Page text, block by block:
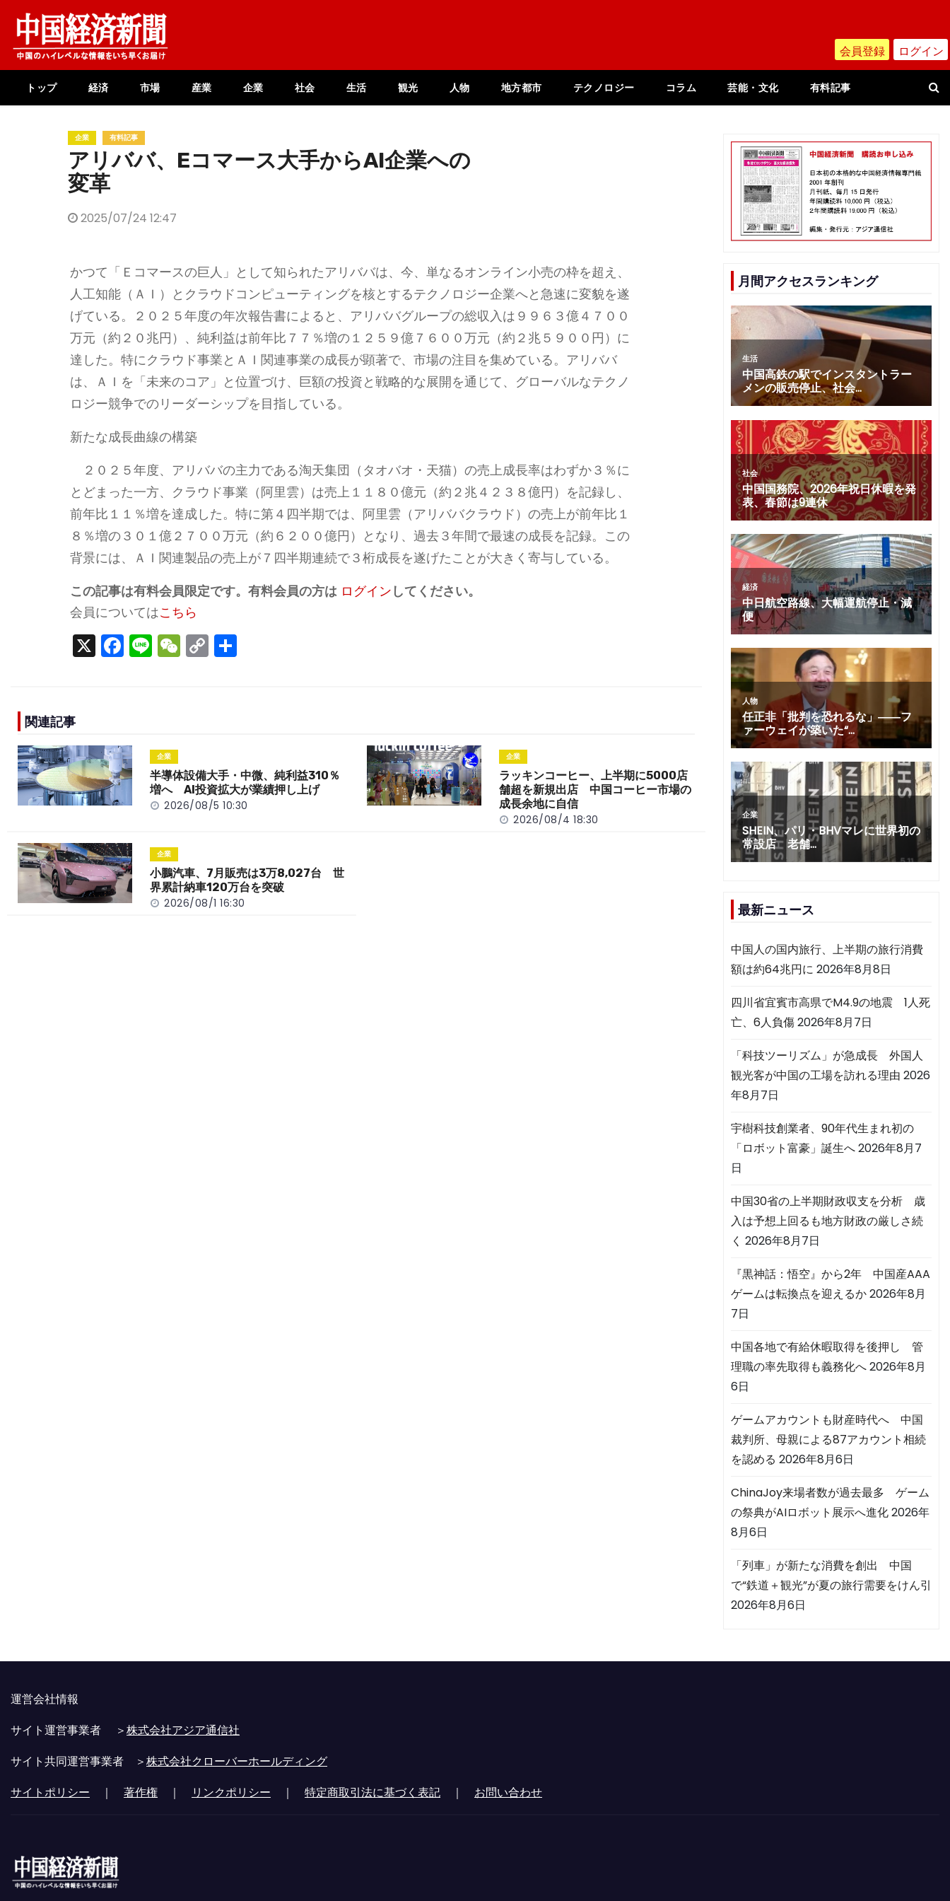
content
会員登録 ログイン
トップ 経済 市場 産業 企業 社会 生活 観光 人物 地方都市 テクノロジー コラム 芸能・文化 有料記事
企業 有料記事
アリババ、Eコマース大手からAI企業への
変革
2025/07/24 12:47
かつて「Ｅコマースの巨人」として知られたアリババは、今、単なるオンライン小売の枠を超え、
人工知能（ＡＩ）とクラウドコンピューティングを核とするテクノロジー企業へと急速に変貌を遂
げている。２０２５年度の年次報告書によると、アリババグループの総収入は９９６３億４７００
万元（約２０兆円）、純利益は前年比７７％増の１２５９億７６００万元（約２兆５９００円）に
達した。特にクラウド事業とＡＩ関連事業の成長が顕著で、市場の注目を集めている。アリババ
は、ＡＩを「未来のコア」と位置づけ、巨額の投資と戦略的な展開を通じて、グローバルなテクノ
ロジー競争でのリーダーシップを目指している。
新たな成長曲線の構築
２０２５年度、アリババの主力である淘天集団（タオバオ・天猫）の売上成長率はわずか３％に
とどまった一方、クラウド事業（阿里雲）は売上１１８０億元（約２兆４２３８億円）を記録し、
前年比１１％増を達成した。特に第４四半期では、阿里雲（アリババクラウド）の売上が前年比１
８％増の３０１億２７００万元（約６２００億円）となり、過去３年間で最速の成長を記録。この
背景には、ＡＩ関連製品の売上が７四半期連続で３桁成長を遂げたことが大きく寄与している。
この記事は有料会員限定です。有料会員の方は ログイン してください。
会員についてはこちら
X F
a
o
o
k
Li
n
W
e
C
o
k
関連記事
企業
半導体設備大手・中微、純利益310％
増へ AI投資拡大が業績押し上げ
2026/08/5 10:30
企業
ラッキンコーヒー、上半期に5000店
舗超を新規出店 中国コーヒー市場の
成長余地に自信
2026/08/4 18:30
企業
小鵬汽車、7月販売は3万8,027台 世
界累計納車120万台を突破
2026/08/1 16:30
月間アクセスランキング
最新ニュース
中国人の国内旅行、上半期の旅行消費
額は約64兆円に 2026年8月8日
四川省宜賓市高県でM4.9の地震 1人死
亡、6人負傷2026年8月7日
「科技ツーリズム」が急成長 外国人
観光客が中国の工場を訪れる理由 2026
年8月7日
宇樹科技創業者、90年代生まれ初の
「ロボット富豪」誕生へ2026年8月7
日
中国30省の上半期財政収支を分析 歳
入は予想上回るも地方財政の厳しさ続
く 2026年8月7日
『黒神話：悟空』から2年 中国産AAA
ゲームは転換点を迎えるか2026年8月
7日
中国各地で有給休暇取得を後押し 管
理職の率先取得も義務化へ2026年8月
6日
ゲームアカウントも財産時代へ 中国
裁判所、母親による87アカウント相続
を認める 2026年8月6日
ChinaJoy来場者数が過去最多 ゲーム
の祭典がAIロボット展示へ進化2026年
8月6日
「列車」が新たな消費を創出 中国
で“鉄道＋観光”が夏の旅行需要をけん引
2026年8月6日
運営会社情報
サイト運営事業者 ＞株式会社アジア通信社
サイト共同運営事業者 ＞株式会社クローバーホールディング
サイトポリシー ｜ 著作権 ｜ リンクポリシー ｜ 特定商取引法に基づく表記 ｜ お問い合わせ